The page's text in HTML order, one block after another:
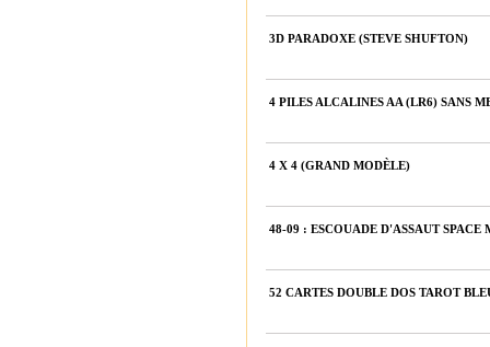
3D PARADOXE (STEVE SHUFTON)
4 PILES ALCALINES AA (LR6) SANS
4 X 4 (GRAND MODÈLE)
48-09 : ESCOUADE D'ASSAUT SPACE
52 CARTES DOUBLE DOS TAROT